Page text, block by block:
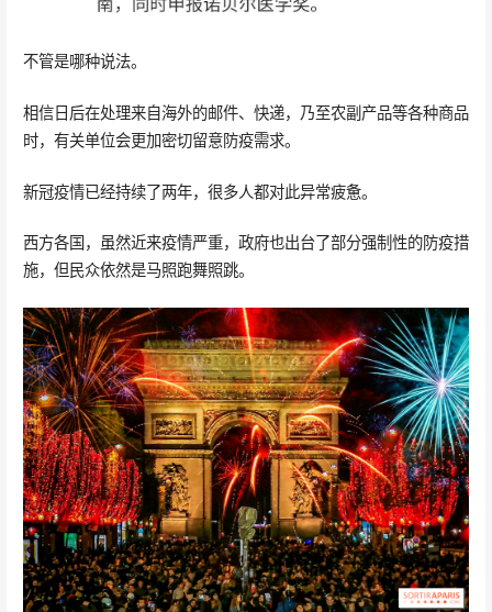
不管是哪种说法。
相信日后在处理来自海外的邮件、快递，乃至农副产品等各种商品
时，有关单位会更加密切留意防疫需求。
新冠疫情已经持续了两年，很多人都对此异常疲惫。
西方各国，虽然近来疫情严重，政府也出台了部分强制性的防疫措
施，但民众依然是马照跑舞照跳。